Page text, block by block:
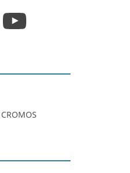
YouTube